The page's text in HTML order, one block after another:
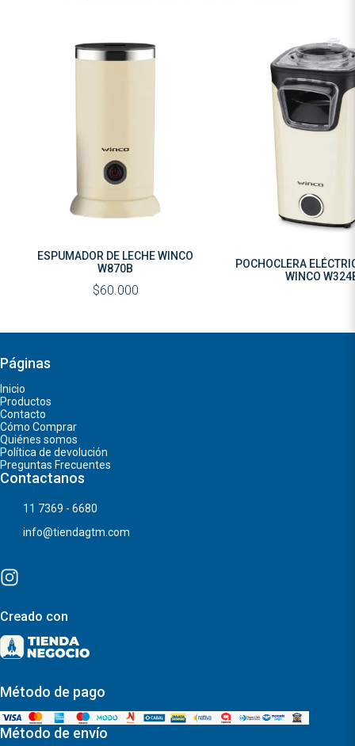
ESPUMADOR DE LECHE WINCO
W870B
$60.000
POCHOCLERA
WINCO
Páginas
Inicio
Productos
Contacto
Cómo Comprar
Quiénes somos
Política de devolución
Preguntas Frecuentes
Contactanos
11 7369 - 6680
info@tiendagtm.com
Creado con
Método de pago
Método de envío